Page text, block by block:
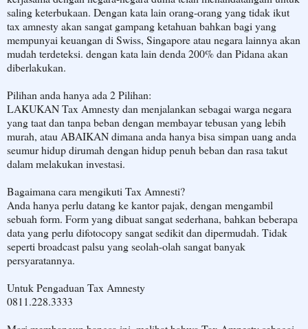
saling keterbukaan. Dengan kata lain orang-orang yang tidak ikut
tax amnesty akan sangat gampang ketahuan bahkan bagi yang
mempunyai keuangan di Swiss, Singapore atau negara lainnya akan
mudah terdeteksi. dengan kata lain denda 200% dan Pidana akan
diberlakukan.
Pilihan anda hanya ada 2 Pilihan:
LAKUKAN Tax Amnesty dan menjalankan sebagai warga negara
yang taat dan tanpa beban dengan membayar tebusan yang lebih
murah, atau ABAIKAN dimana anda hanya bisa simpan uang anda
seumur hidup dirumah dengan hidup penuh beban dan rasa takut
dalam melakukan investasi.
Bagaimana cara mengikuti Tax Amnesti?
Anda hanya perlu datang ke kantor pajak, dengan mengambil
sebuah form. Form yang dibuat sangat sederhana, bahkan beberapa
data yang perlu difotocopy sangat sedikit dan dipermudah. Tidak
seperti broadcast palsu yang seolah-olah sangat banyak
persyaratannya.
Untuk Pengaduan Tax Amnesty
0811.228.3333